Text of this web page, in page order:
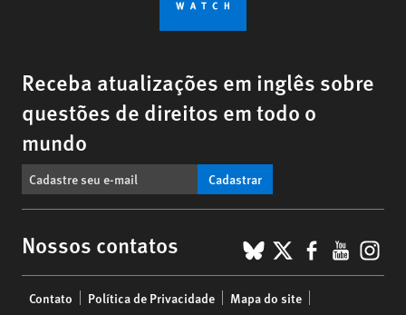
Receba atualizações em inglês sobre
questões de direitos em todo o
mundo
Cadastrar
Nossos contatos BlueSky
X
menu
Contato Política de Privacidade Mapa do site